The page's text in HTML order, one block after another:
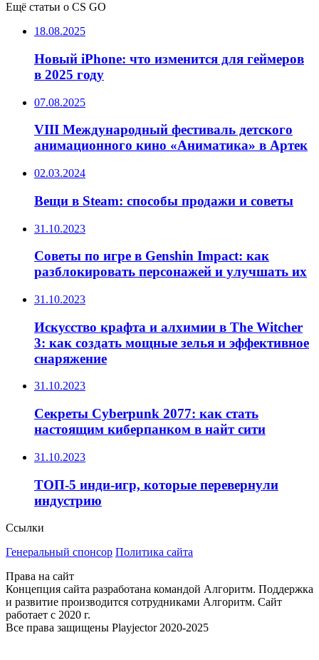
Ещё статьи о CS GO
18.08.2025
Новый iPhone: что изменится для геймеров
в 2025 году
07.08.2025
VIII Международный фестиваль детского
анимационного кино «Аниматика» в Артек
02.03.2024
Вещи в Steam: способы продажи и советы
31.10.2023
Советы по игре в Genshin Impact: как
разблокировать персонажей и улучшать их
31.10.2023
Искусство крафта и алхимии в The Witcher
3: как создать мощные зелья и эффективное
снаряжение
31.10.2023
Секреты Cyberpunk 2077: как стать
настоящим киберпанком в найт сити
31.10.2023
ТОП-5 инди-игр, которые перевернули
индустрию
Ссылки
Генеральный спонсор Политика сайта
Права на сайт
Концепция сайта разработана командой Алгоритм. Поддержка
и развитие производится сотрудниками Алгоритм. Сайт
работает с 2020 г.
Все права защищены Playjector 2020-2025